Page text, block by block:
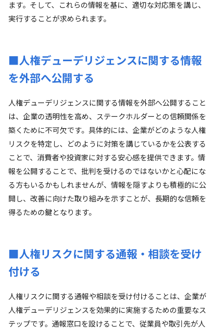
ます。そして、これらの情報を基に、適切な対応策を講じ、
実行することが求められます。
■人権デューデリジェンスに関する情報
を外部へ公開する
人権デューデリジェンスに関する情報を外部へ公開すること
は、企業の透明性を高め、ステークホルダーとの信頼関係を
築くために不可欠です。具体的には、企業がどのような人権
リスクを特定し、どのように対策を講じているかを公表する
ことで、消費者や投資家に対する安心感を提供できます。情
報を公開することで、批判を受けるのではないかと心配にな
る方もいるかもしれませんが、情報を隠すよりも積極的に公
開し、改善に向けた取り組みを示すことが、長期的な信頼を
得るための鍵となります。
■人権リスクに関する通報・相談を受け
付ける
人権リスクに関する通報や相談を受け付けることは、企業が
人権デューデリジェンスを効果的に実施するための重要なス
テップです。通報窓口を設けることで、従業員や取引先が人